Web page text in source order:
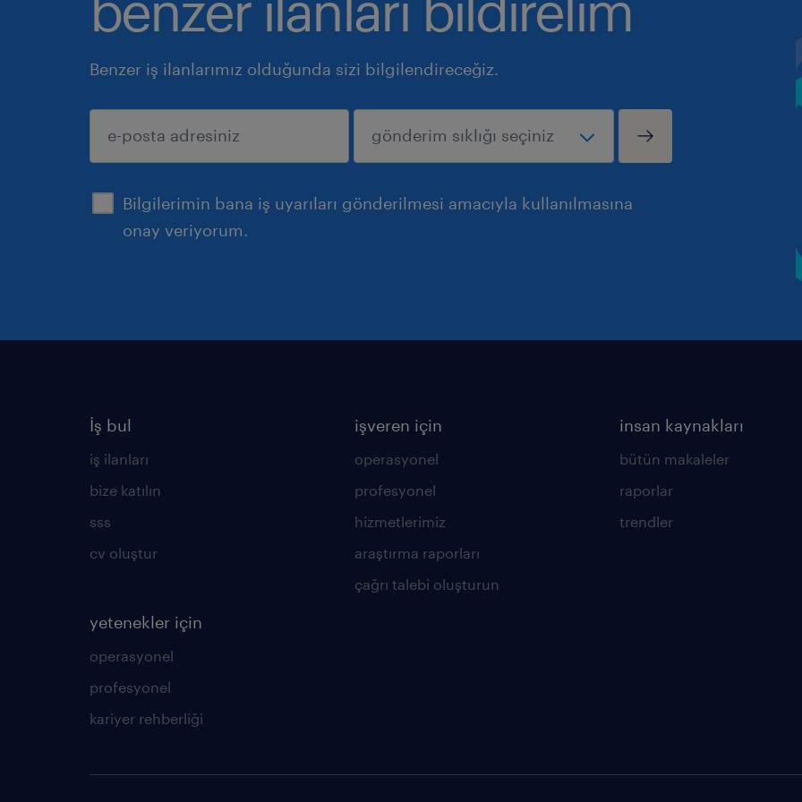
Benzer iş ilanlarımız olduğunda sizi bilgilendireceğiz.
Bilgilerimin bana iş uyarıları gönderilmesi amacıyla kullanılmasına
onay veriyorum.
gönder
İş bul
iş ilanları
bize katılın
sss
cv oluştur
yetenekler için
operasyonel
profesyonel
kariyer rehberliği
işveren için
operasyonel
profesyonel
hizmetlerimiz
araştırma raporları
çağrı talebi oluşturun
insan kaynakları
bütün makaleler
raporlar
trendler